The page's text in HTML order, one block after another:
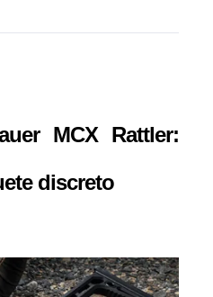
MCX Rattler:
discreto